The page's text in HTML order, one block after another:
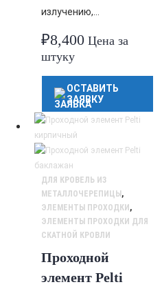
излучению,…
₽8,400 Цена за
штуку
ОСТАВИТЬ
ЗАЯВКУ
ДЛЯ КРОВЕЛЬ ИЗ
МЕТАЛЛОЧЕРЕПИЦЫ ,
ЭЛЕМЕНТЫ ПРОХОДКИ ,
ЭЛЕМЕНТЫ ПРОХОДКИ ДЛЯ
СКАТНОЙ КРОВЛИ
Проходной
элемент Pelti